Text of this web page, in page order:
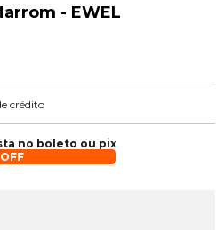
- EWEL
crédito
no boleto ou pix